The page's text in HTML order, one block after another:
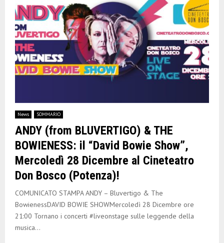
News SOMMARIO
ANDY (from BLUVERTIGO) & THE
BOWIENESS: il “David Bowie Show”,
Mercoledì 28 Dicembre al Cineteatro
Don Bosco (Potenza)!
COMUNICATO STAMPA ANDY – Bluvertigo & The
BowienessDAVID BOWIE SHOWMercoledì 28 Dicembre ore
21:00 Tornano i concerti #liveonstage sulle leggende della
musica...